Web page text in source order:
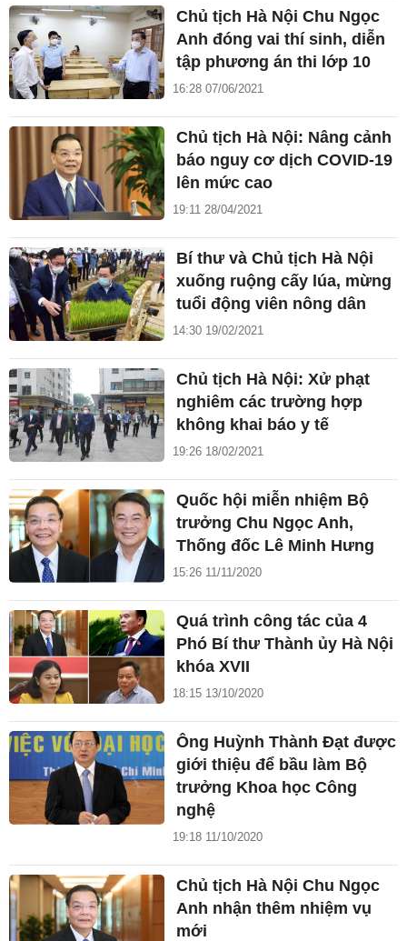
Chủ tịch Hà Nội Chu Ngọc
Anh đóng vai thí sinh, diễn
tập phương án thi lớp 10
16:28 07/06/2021
Chủ tịch Hà Nội: Nâng cảnh
báo nguy cơ dịch COVID-19
lên mức cao
19:11 28/04/2021
Bí thư và Chủ tịch Hà Nội
xuống ruộng cấy lúa, mừng
tuổi động viên nông dân
14:30 19/02/2021
Chủ tịch Hà Nội: Xử phạt
nghiêm các trường hợp
không khai báo y tế
19:26 18/02/2021
Quốc hội miễn nhiệm Bộ
trưởng Chu Ngọc Anh,
Thống đốc Lê Minh Hưng
15:26 11/11/2020
Quá trình công tác của 4
Phó Bí thư Thành ủy Hà Nội
khóa XVII
18:15 13/10/2020
Ông Huỳnh Thành Đạt được
giới thiệu để bầu làm Bộ
trưởng Khoa học Công
nghệ
19:18 11/10/2020
Chủ tịch Hà Nội Chu Ngọc
Anh nhận thêm nhiệm vụ
mới